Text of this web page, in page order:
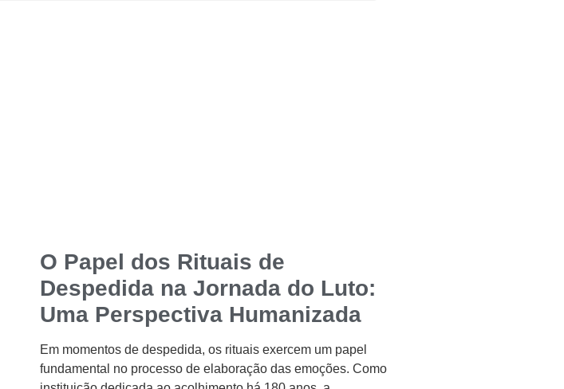
O Papel dos Rituais de
Despedida na Jornada do Luto:
Uma Perspectiva Humanizada
Em momentos de despedida, os rituais exercem um papel
fundamental no processo de elaboração das emoções. Como